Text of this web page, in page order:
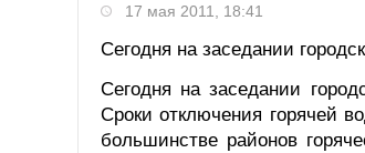
17 мая 2011, 18:41
Сегодня на заседании
Сегодня на заседании
Сроки отключения горячей
большинстве районов